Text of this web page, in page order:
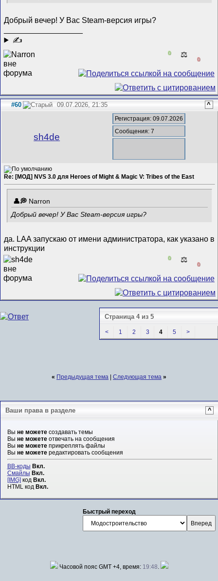
Добрый вечер! У Вас Steam-версия игры?
✍
0 ⚖️
0
#60 09.07.2026, 21:35 ^
sh4de
Регистрация: 09.07.2026
Сообщения: 7
Re: [МОД] NVS 3.0 для Heroes of Might & Magic V: Tribes of the East
Narron
Добрый вечер! У Вас Steam-версия игры?
да. LAA запускаю от имени администратора, как указано в
инструкции
0 ⚖️
0
Страница 4 из 5
< 1 2 3 4 5 >
« Предыдущая тема | Следующая тема »
Ваши права в разделе ^
Вы не можетесоздавать темы
Вы не можетеотвечать на сообщения
Вы не можетеприкреплять файлы
Вы не можетередактировать сообщения
BB-коды Вкл.
Смайлы Вкл.
[IMG]код Вкл.
HTML код Вкл.
Быстрый переход
Часовой пояс GMT +4, время: 19:48.